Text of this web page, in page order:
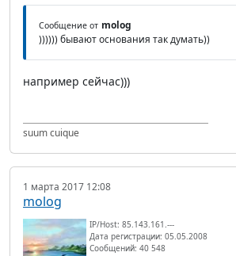
Сообщение от molog
)))))) бывают основания так думать))
например сейчас)))
suum cuique
1 марта 2017 12:08
molog
IP/Host: 85.143.161.---
Дата регистрации: 05.05.2008
Сообщений: 40 548